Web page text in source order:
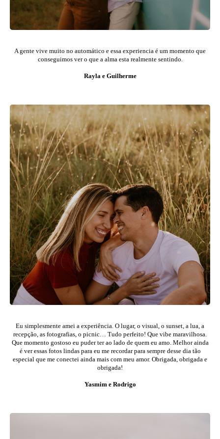
A gente vive muito no automático e essa experiencia é um momento que
conseguimos ver o que a alma esta realmente sentindo.
Rayla e Guilherme
Eu simplesmente amei a experiência. O lugar, o visual, o sunset, a lua, a
recepção, as fotografias, o picnic… Tudo perfeito! Que vibe maravilhosa.
Que momento gostoso eu puder ter ao lado de quem eu amo. Melhor ainda
é ver essas fotos lindas para eu me recordar para sempre desse dia tão
especial que me conectei ainda mais com meu amor. Obrigada, obrigada e
obrigada!
Yasmim e Rodrigo